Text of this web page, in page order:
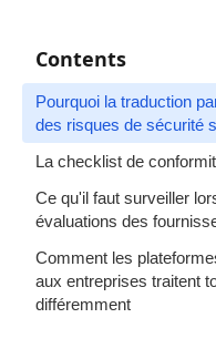
Contents
Pourquoi la traduction
des risques de sécurité
La checklist de
Ce qu'il faut surveiller
évaluations des
Comment les
aux entreprises traitent
différemment